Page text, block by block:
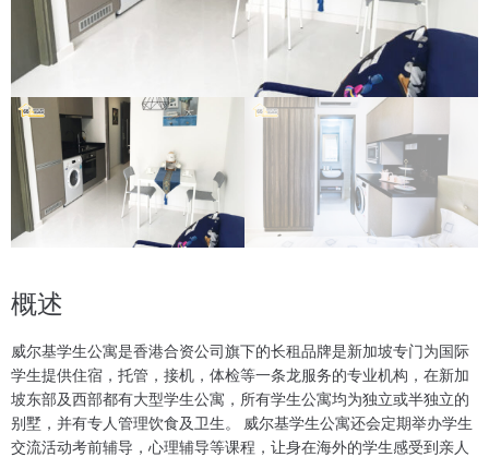
语言
概述
威尔基学生公寓是香港合资公司旗下的长租品牌是新加坡专门为国际
学生提供住宿，托管，接机，体检等一条龙服务的专业机构，在新加
坡东部及西部都有大型学生公寓，所有学生公寓均为独立或半独立的
别墅，并有专人管理饮食及卫生。 威尔基学生公寓还会定期举办学生
交流活动考前辅导，心理辅导等课程，让身在海外的学生感受到亲人